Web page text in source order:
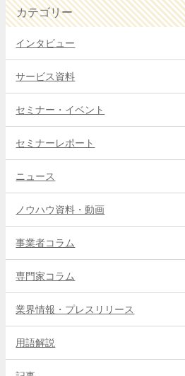
カテゴリー
インタビュー
サービス資料
セミナー・イベント
セミナーレポート
ニュース
ノウハウ資料・動画
事業者コラム
専門家コラム
業界情報・プレスリリース
用語解説